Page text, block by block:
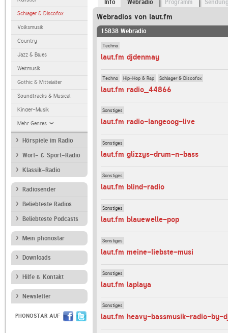
Schlager & Discofox
Volksmusik
Country
Jazz & Blues
Weltmusik
Gothic & Mittelalter
Soundtracks & Musical
Kinder-Musik
Mehr Genres
Hörspiele im Radio
Wort- & Sport-Radio
Klassik-Radio
Radiosender
Beliebteste Radios
Beliebteste Podcasts
Mein phonostar
Downloads
Hilfe & Kontakt
Newsletter
PHONOSTAR AUF
Info Webradio Programm
Webradios von laut.fm
15838 Webradio
Techno
laut.fm djdenmay
Techno Hip-Hop & Rap Schlager & Discofox
laut.fm radio_44866
Sonstiges
laut.fm radio-langeoog-live
Sonstiges
laut.fm glizzys-drum-n-bass
Sonstiges
laut.fm blind-radio
Sonstiges
laut.fm blauewelle-pop
Sonstiges
laut.fm meine-liebste-musi
Sonstiges
laut.fm laplaya
Sonstiges
laut.fm heavy-bassmusik-radio-by-